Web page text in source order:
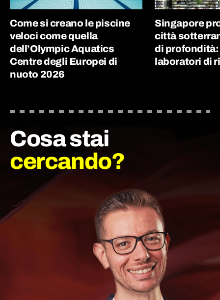
Come si creano le piscine
veloci come quella
dell’Olympic Aquatics
Centre degli Europei di
nuoto 2026
Singapore
città
di
laboratori di
Cosa stai
cercando?